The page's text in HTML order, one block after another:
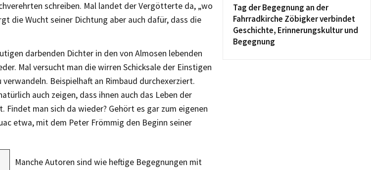
schreiben. Mal landet der Vergötterte da, „wo
die Wucht seiner Dichtung aber auch dafür, dass die
darbenden Dichter in den von Almosen lebenden
Mal versucht man die wirren Schicksale der Einstigen
Beispielhaft an Rimbaud durchexerziert.
auch zeigen, dass ihnen auch das Leben der
Findet man sich da wieder? Gehört es gar zum eigenen
etwa, mit dem Peter Frömmig den Beginn seiner
Manche Autoren sind wie heftige Begegnungen mit
Tag der Begegnung an der
Fahrradkirche Zöbigker verbindet
Geschichte, Erinnerungskultur und
Begegnung